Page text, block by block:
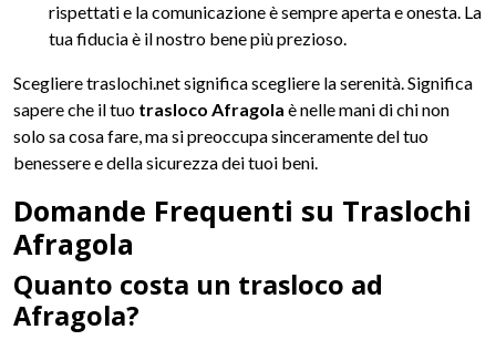
rispettati e la comunicazione è sempre aperta e onesta. La
tua fiducia è il nostro bene più prezioso.
Scegliere traslochi.net significa scegliere la serenità. Significa
sapere che il tuo trasloco Afragola è nelle mani di chi non
solo sa cosa fare, ma si preoccupa sinceramente del tuo
benessere e della sicurezza dei tuoi beni.
Domande Frequenti su Traslochi
Afragola
Quanto costa un trasloco ad
Afragola?